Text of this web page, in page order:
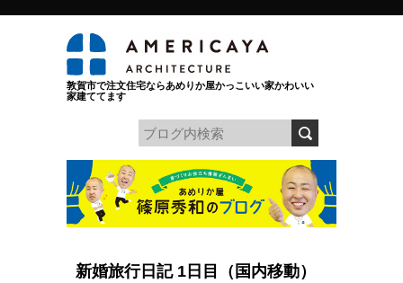
敦賀市で注文住宅ならあめりか屋かっこいい家かわいい
家建ててます
新婚旅行日記 1日目（国内移動）